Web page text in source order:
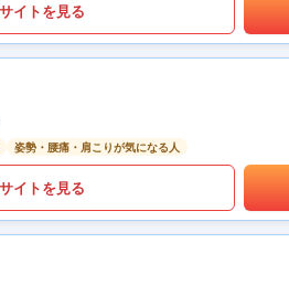
イトを見る
姿勢・腰痛・肩こりが気になる人
イトを見る